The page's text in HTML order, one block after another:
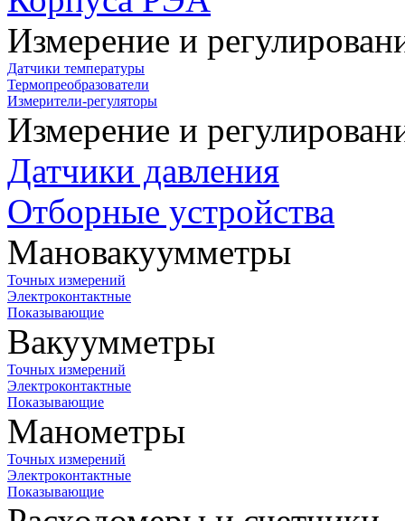
Измерение и
Датчики температуры
Термопреобразователи
Измерители-регуляторы
Измерение и
Датчики давления
Отборные устройства
Мановакуумметры
Точных измерений
Электроконтактные
Показывающие
Вакуумметры
Точных измерений
Электроконтактные
Показывающие
Манометры
Точных измерений
Электроконтактные
Показывающие